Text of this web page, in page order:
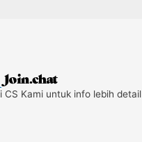
CS Kami untuk info lebih detail